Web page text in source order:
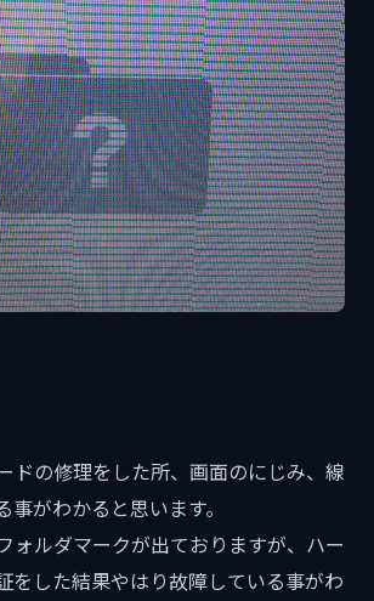
ドの修理をした所、画面のにじみ、線
がわかると思います。
ォルダマークが出ておりますが、ハー
をした結果やはり故障している事がわ